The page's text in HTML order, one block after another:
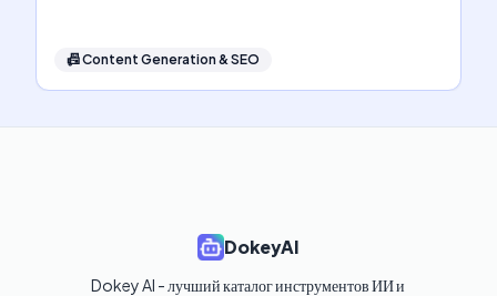
📠Content Generation & SEO
DokeyAI
Dokey AI - лучший каталог инструментов ИИ и